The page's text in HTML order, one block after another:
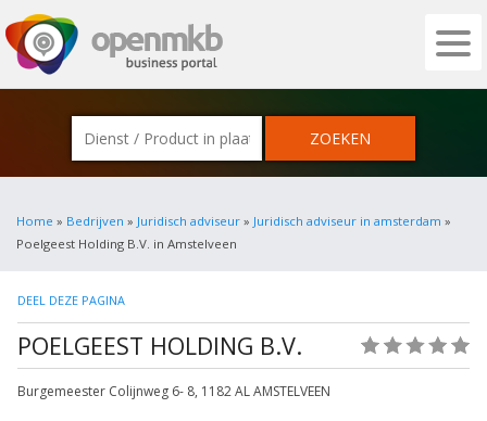
OPENMKB - DE ZAKELIJKE PORTAL
Home » Bedrijven » Juridisch adviseur » Juridisch adviseur in amsterdam »
Poelgeest Holding B.V. in Amstelveen
DEEL DEZE PAGINA
POELGEEST HOLDING B.V.
Burgemeester Colijnweg 6- 8, 1182 ALAMSTELVEEN